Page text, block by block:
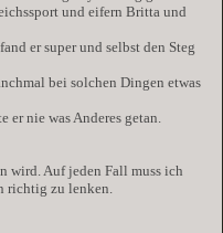
und eifern Britta und
er super und selbst den Steg
bei solchen Dingen etwas
er nie was Anderes getan.
wird. Auf jeden Fall muss ich
richtig zu lenken.